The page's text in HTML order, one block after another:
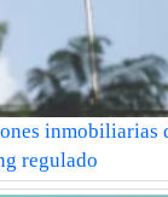
inmobiliarias
regulado